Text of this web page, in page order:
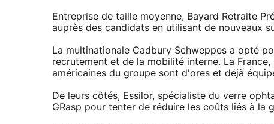
Entreprise de taille moyenne, Bayard Retraite
auprès des candidats en utilisant de nouveaux
La multinationale Cadbury Schweppes a opté
recrutement et de la mobilité interne. La
américaines du groupe sont d'ores et déjà
De leurs côtés, Essilor, spécialiste du verre
GRasp pour tenter de réduire les coûts liés à la